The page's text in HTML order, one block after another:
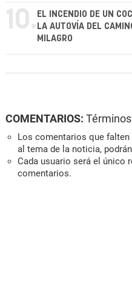
10. EL INCENDIO DE UN
LA AUTOVÍA DEL
MILAGRO
COMENTARIOS:
Los comentarios que
al tema de la noticia,
Cada usuario será el único
comentarios.